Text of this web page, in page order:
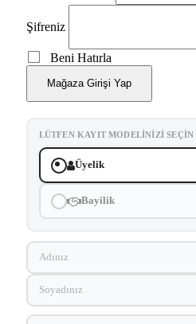
Şifreniz
Beni Hatırla
Mağaza Girişi Yap
LÜTFEN KAYIT MODELINIZI SEÇIN
Üyelik
Bayilik